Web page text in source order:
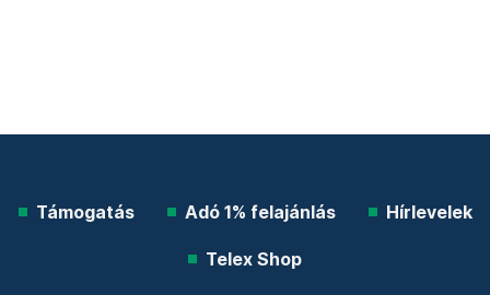
Támogatás Adó 1% felajánlás Hírlevelek
Telex Shop